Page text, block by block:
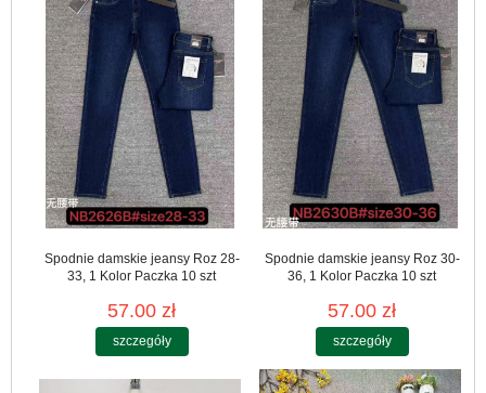
Spodnie damskie jeansy Roz 28-
33, 1 Kolor Paczka 10 szt
57.00 zł
szczegóły
Spodnie damskie jeansy Roz 30-
36, 1 Kolor Paczka 10 szt
57.00 zł
szczegóły